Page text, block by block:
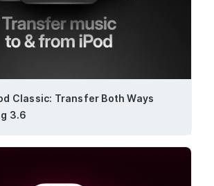
Classic: Transfer Both Ways
3.6